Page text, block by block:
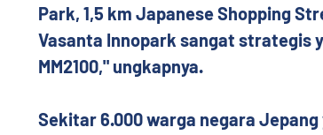
Park, 1,5 km Japanese Shopping
Vasanta Innopark sangat strategis
MM2100," ungkapnya.
Sekitar 6.000 warga negara Jepang